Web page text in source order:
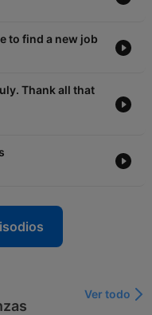
to find a new job
Thank all that
Ver todo